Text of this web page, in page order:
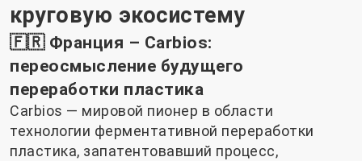
круговую экосистему
🇫🇷 Франция – Carbios:
переосмысление будущего
переработки пластика
Carbios — мировой пионер в области
технологии ферментативной переработки
пластика, запатентовавший процесс,